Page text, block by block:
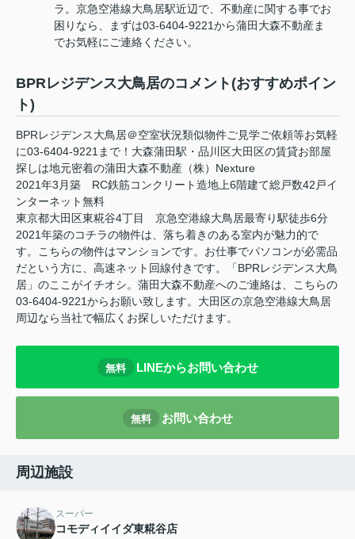
ラ。京急空港線大鳥居駅近辺で、不動産に関する事でお
困りなら、まずは03-6404-9221から蒲田大森不動産ま
でお気軽にご連絡ください。
BPRレジデンス大鳥居のコメント(おすすめポイン
ト)
BPRレジデンス大鳥居＠空室状況類似物件ご見学ご依頼等お気軽
に03-6404-9221まで！大森蒲田駅・品川区大田区の賃貸お部屋
探しは地元密着の蒲田大森不動産（株）Nexture
2021年3月築 RC鉄筋コンクリート造地上6階建て総戸数42戸イ
ンターネット無料
東京都大田区東糀谷4丁目 京急空港線大鳥居最寄り駅徒歩6分
2021年築のコチラの物件は、落ち着きのある室内が魅力的で
す。こちらの物件はマンションです。お仕事でパソコンが必需品
だという方に、高速ネット回線付きです。「BPRレジデンス大鳥
居」のここがイチオシ。蒲田大森不動産へのご連絡は、こちらの
03-6404-9221からお願い致します。大田区の京急空港線大鳥居
周辺なら当社で幅広くお探しいただけます。
無料 LINEからお問い合わせ
無料 お問い合わせ
周辺施設
スーパー
コモディイイダ東糀谷店